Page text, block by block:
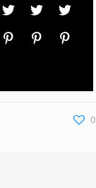
0